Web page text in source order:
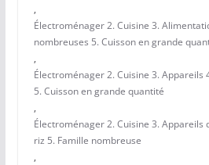
,
Électroménager 2. Cuisine 3.
nombreuses 5. Cuisson en grande
,
Électroménager 2. Cuisine 3. Appareils
5. Cuisson en grande quantité
,
Électroménager 2. Cuisine 3. Appareils
riz 5. Famille nombreuse
,